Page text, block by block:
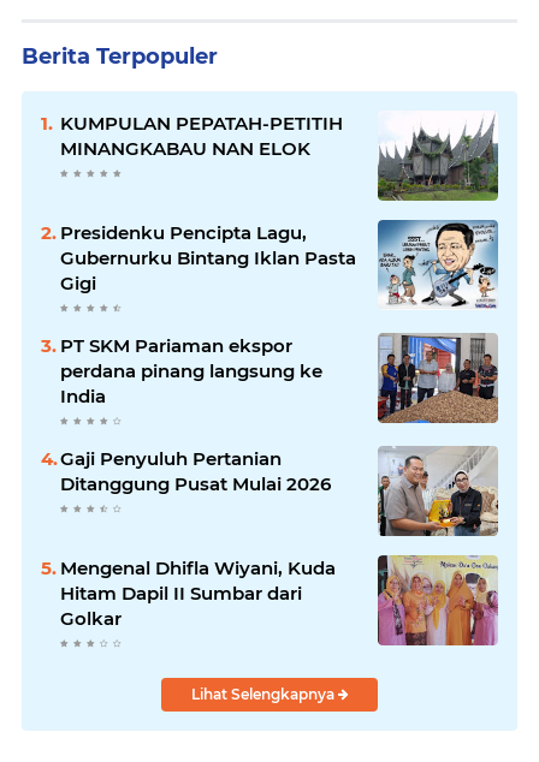
Berita Terpopuler
KUMPULAN PEPATAH-PETITIH
MINANGKABAU NAN ELOK
Presidenku Pencipta Lagu,
Gubernurku Bintang Iklan Pasta
Gigi
PT SKM Pariaman ekspor
perdana pinang langsung ke
India
Gaji Penyuluh Pertanian
Ditanggung Pusat Mulai 2026
Mengenal Dhifla Wiyani, Kuda
Hitam Dapil II Sumbar dari
Golkar
Lihat Selengkapnya